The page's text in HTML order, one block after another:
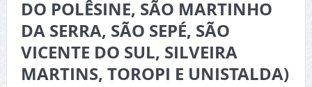
DO POLÊSINE, SÃO MARTINHO
DA SERRA, SÃO SEPÉ, SÃO
VICENTE DO SUL, SILVEIRA
MARTINS, TOROPI E UNISTALDA)